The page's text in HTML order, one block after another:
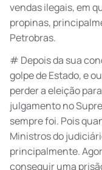
vendas ilegais, em
propinas,
Petrobras.
# Depois da sua
golpe de Estado, e
perder a eleição
julgamento no
sempre foi. Pois
Ministros do
principalmente.
conseguir uma